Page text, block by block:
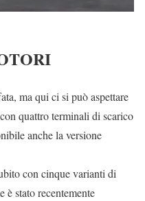
ma qui ci si può aspettare
quattro terminali di scarico
anche la versione
con cinque varianti di
è stato recentemente